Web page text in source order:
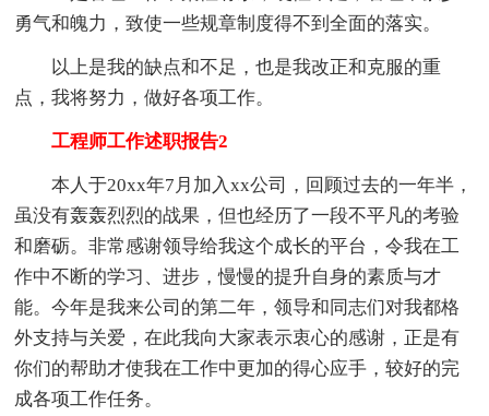
勇气和魄力，致使一些规章制度得不到全面的落实。
以上是我的缺点和不足，也是我改正和克服的重
点，我将努力，做好各项工作。
工程师工作述职报告2
本人于20xx年7月加入xx公司，回顾过去的一年半，
虽没有轰轰烈烈的战果，但也经历了一段不平凡的考验
和磨砺。非常感谢领导给我这个成长的平台，令我在工
作中不断的学习、进步，慢慢的提升自身的素质与才
能。今年是我来公司的第二年，领导和同志们对我都格
外支持与关爱，在此我向大家表示衷心的感谢，正是有
你们的帮助才使我在工作中更加的得心应手，较好的完
成各项工作任务。